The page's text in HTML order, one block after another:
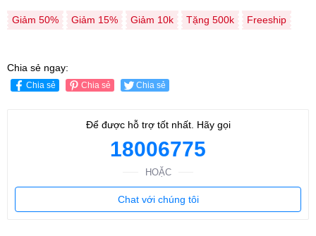
Giảm 50% Giảm 15% Giảm 10k Tặng 500k Freeship
Chia sẻ ngay:
Chia sẻ Chia sẻ Chia sẻ
Để được hỗ trợ tốt nhất. Hãy gọi
18006775
HOẶC
Chat với chúng tôi